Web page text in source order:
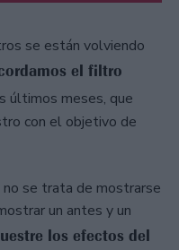
se están volviendo
el filtro
últimos meses, que
con el objetivo de
no se trata de mostrarse
un antes y un
los efectos del